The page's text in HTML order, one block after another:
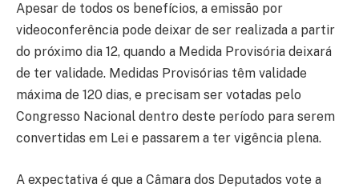
Apesar de todos os benefícios, a emissão por
videoconferência pode deixar de ser realizada a partir
do próximo dia 12, quando a Medida Provisória deixará
de ter validade. Medidas Provisórias têm validade
máxima de 120 dias, e precisam ser votadas pelo
Congresso Nacional dentro deste período para serem
convertidas em Lei e passarem a ter vigência plena.
A expectativa é que a Câmara dos Deputados vote a